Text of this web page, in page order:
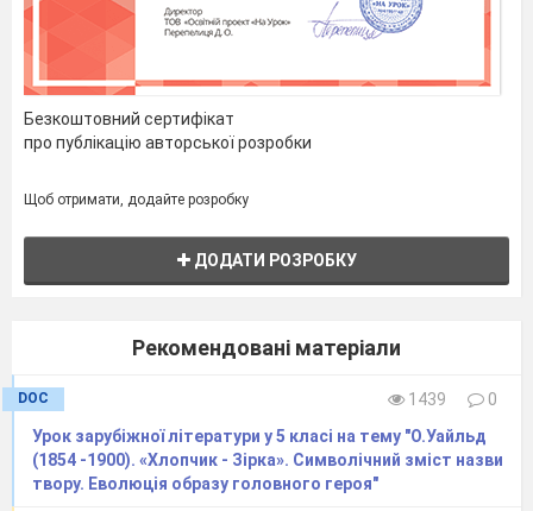
мені, будь ласка, а яку людину можна
назвати доброю?
(Учні відповідають).
Учитель.
справжня? Я зачитаю Вам невеличку
прояв дійсної доброти, а де лише було
одягнуто її маску.
Вчитель зачитує
справи
Серед поля стоїть маленька хатинка, її
побудували, щоб у негоду люди могли
Безкоштовний сертифікат
про публікацію авторської розробки
Щоб отримати, додайте розробку
ДОДАТИ РОЗРОБКУ
Рекомендовані матеріали
DOC 1439
0
Урок зарубіжної літератури у 5 класі на тему "О.Уайльд
(1854 -1900). «Хлопчик - Зірка». Символічний зміст назви
твору. Еволюція образу головного героя"